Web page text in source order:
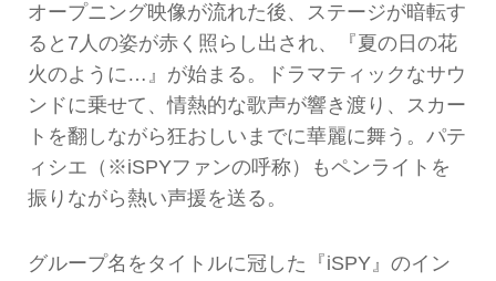
オープニング映像が流れた後、ステージが暗転す
ると7人の姿が赤く照らし出され、『夏の日の花
火のように…』が始まる。ドラマティックなサウ
ンドに乗せて、情熱的な歌声が響き渡り、スカー
トを翻しながら狂おしいまでに華麗に舞う。パテ
ィシエ（※iSPYファンの呼称）もペンライトを
振りながら熱い声援を送る。
グループ名をタイトルに冠した『iSPY』のイン